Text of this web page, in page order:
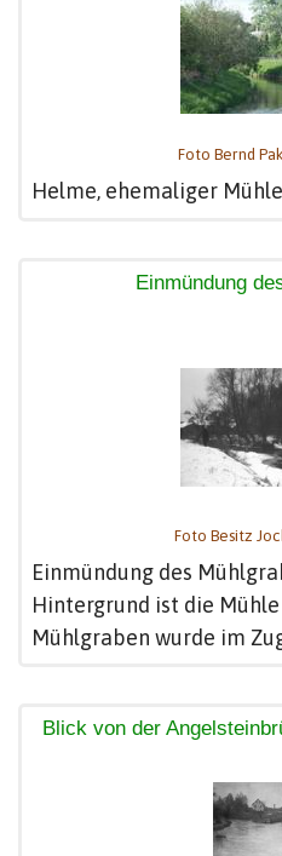
Foto Bernd
Helme, ehemaliger
Einmündung
Foto Besitz
Einmündung des
Hintergrund ist die Mühle
Mühlgraben wurde im
Blick von der